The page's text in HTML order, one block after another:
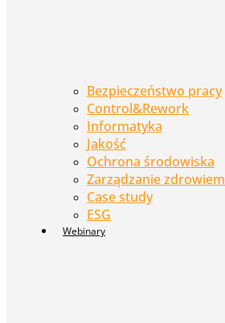
Bezpieczeństwo pracy
Control&Rework
Informatyka
Jakość
Ochrona środowiska
Zarządzanie zdrowiem
Case study
ESG
Webinary